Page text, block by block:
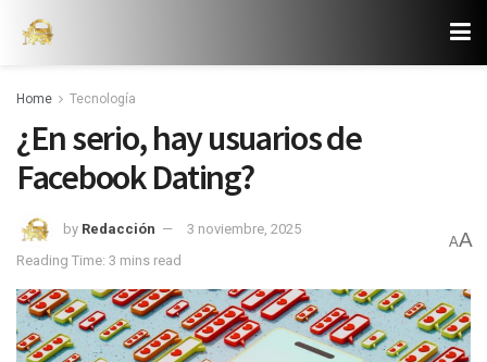
Home Tecnología
¿En serio, hay usuarios de
Facebook Dating?
by Redacción
3 noviembre, 2025
Reading Time: 3 mins read
AA